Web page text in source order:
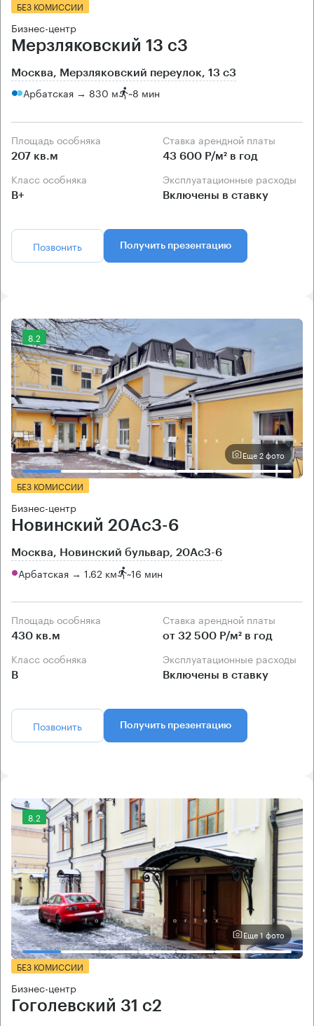
БЕЗ КОМИССИИ
Бизнес-центр
Мерзляковский 13 с3
Москва, Мерзляковский переулок, 13 с3
Арбатская → 830 м ~8 мин
Площадь особняка
207 кв.м
Ставка арендной платы
43 600 Р/м² в год
Класс особняка
B+
Эксплуатационные расходы
Включены в ставку
Позвонить Получить презентацию
8.2
Еще 2 фото
БЕЗ КОМИССИИ
Бизнес-центр
Новинский 20Ас3-6
Москва, Новинский бульвар, 20Ас3-6
Арбатская → 1.62 км ~16 мин
Площадь особняка
430 кв.м
Ставка арендной платы
от 32 500 Р/м² в год
Класс особняка
B
Эксплуатационные расходы
Включены в ставку
Позвонить Получить презентацию
8.2
Еще 1 фото
БЕЗ КОМИССИИ
Бизнес-центр
Гоголевский 31 с2